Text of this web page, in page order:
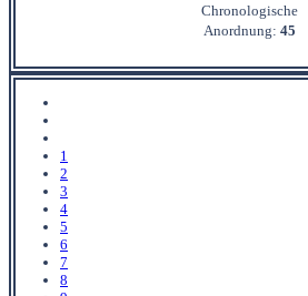
Chronologische
Anordnung: 45
1
2
3
4
5
6
7
8